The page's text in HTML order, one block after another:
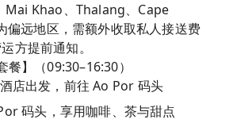
Mai Khao、Thalang、Cape
偏远地区，需额外收取私人接送费
方提前通知。
餐】（09:30–16:30）
店出发，前往 Ao Por 码头
码头，享用咖啡、茶与甜点